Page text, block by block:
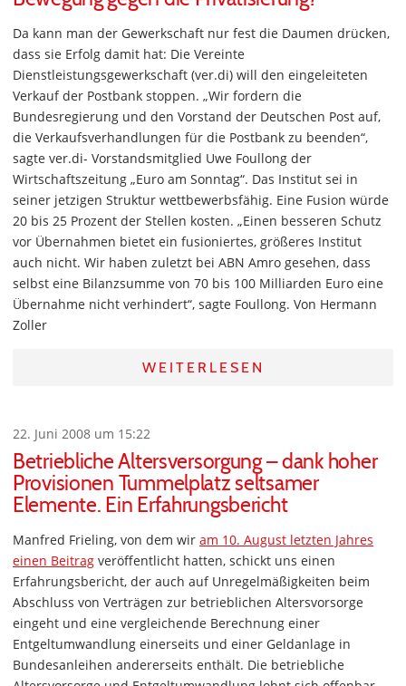
Da kann man der Gewerkschaft nur fest die Daumen drücken,
dass sie Erfolg damit hat: Die Vereinte
Dienstleistungsgewerkschaft (ver.di) will den eingeleiteten
Verkauf der Postbank stoppen. „Wir fordern die
Bundesregierung und den Vorstand der Deutschen Post auf,
die Verkaufsverhandlungen für die Postbank zu beenden“,
sagte ver.di- Vorstandsmitglied Uwe Foullong der
Wirtschaftszeitung „Euro am Sonntag“. Das Institut sei in
seiner jetzigen Struktur wettbewerbsfähig. Eine Fusion würde
20 bis 25 Prozent der Stellen kosten. „Einen besseren Schutz
vor Übernahmen bietet ein fusioniertes, größeres Institut
auch nicht. Wir haben zuletzt bei ABN Amro gesehen, dass
selbst eine Bilanzsumme von 70 bis 100 Milliarden Euro eine
Übernahme nicht verhindert“, sagte Foullong. Von Hermann
Zoller
WEITERLESEN
22. Juni 2008 um 15:22
Betriebliche Altersversorgung – dank hoher
Provisionen Tummelplatz seltsamer
Elemente. Ein Erfahrungsbericht
Manfred Frieling, von dem wir am 10. August letzten Jahres
einen Beitrag veröffentlicht hatten, schickt uns einen
Erfahrungsbericht, der auch auf Unregelmäßigkeiten beim
Abschluss von Verträgen zur betrieblichen Altersvorsorge
eingeht und eine vergleichende Berechnung einer
Entgeltumwandlung einerseits und einer Geldanlage in
Bundesanleihen andererseits enthält. Die betriebliche